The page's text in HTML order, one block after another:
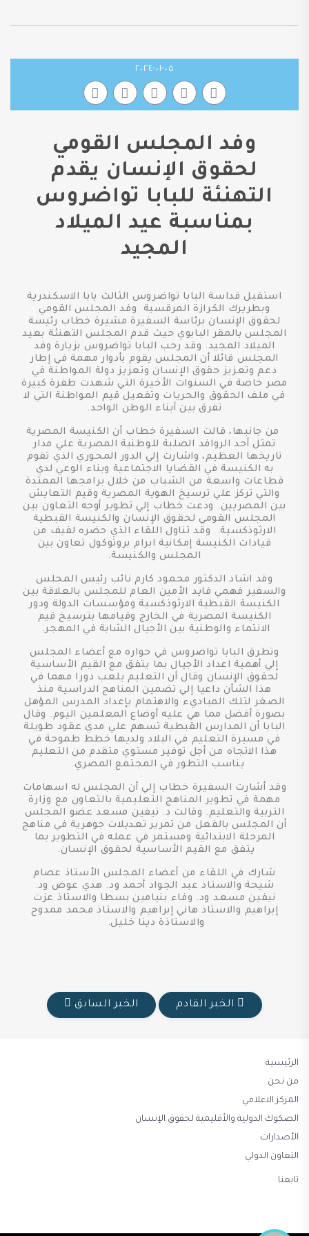
٠٥-٠١-٢٠٢٤
وفد المجلس القومي
لحقوق الإنسان يقدم
التهنئة للبابا تواضروس
بمناسبة عيد الميلاد
المجيد
استقبل قداسة البابا تواضروس الثالث بابا الاسكندرية
وبطريرك الكرازة المرقسية وفد المجلس القومي
لحقوق الإنسان برئاسة السفيرة مشيرة خطاب رئيسة
المجلس بالمقر البابوي حيث قدم المجلس التهنئة بعيد
الميلاد المجيد. وقد رحب البابا تواضروس بزيارة وفد
المجلس قائلا أن المجلس يقوم بأدوار مهمة في إطار
دعم وتعزيز حقوق الإنسان وتعزيز دولة المواطنة في
مصر خاصة في السنوات الأخيرة التي شهدت طفرة كبيرة
في ملف الحقوق والحريات وتفعيل قيم المواطنة التي لا
تفرق بين أبناء الوطن الواحد.
من جانبها، قالت السفيرة خطاب أن الكنيسة المصرية
تمثل أحد الروافد الصلبة للوطنية المصرية علي مدار
تاريخها العظيم، واشارت إلي الدور المحوري الذي تقوم
به الكنيسة في القضايا الاجتماعية وبناء الوعي لدي
قطاعات واسعة من الشباب من خلال برامجها الممتدة
والتي تركز علي ترسيخ الهوية المصرية وقيم التعايش
بين المصريين. ودعت خطاب إلي تطوير أوجه التعاون بين
المجلس القومي لحقوق الإنسان والكنيسة القبطية
الارثوذكسية. وقد تناول اللقاء الذي حضره لفيف من
قيادات الكنيسة إمكانية ابرام بروتوكول تعاون بين
المجلس والكنيسة.
وقد اشاد الدكتور محمود كارم نائب رئيس المجلس
والسفير فهمي فايد الأمين العام للمجلس بالعلاقة بين
الكنيسة القبطية الارثوذكسية ومؤسسات الدولة ودور
الكنيسة المصرية في الخارج وقيامها بترسيخ قيم
الانتماء والوطنية بين الأجيال الشابة في المهجر.
وتطرق البابا تواضروس في حواره مع أعضاء المجلس
إلي أهمية اعداد الأجيال بما يتفق مع القيم الأساسية
لحقوق الإنسان وقال أن التعليم يلعب دورا مهما في
هذا الشأن داعيا إلي تضمين المناهج الدراسية منذ
الصغر لتلك المباديء والاهتمام بإعداد المدرس المؤهل
بصورة أفضل مما هي عليه أوضاع المعلمين اليوم. وقال
البابا أن المدارس القبطية تسهم علي مدي عقود طويلة
في مسيرة التعليم في البلاد ولديها خطط طموحة في
هذا الاتجاه من أجل توفير مستوي متقدم من التعليم
يناسب التطور في المجتمع المصري.
وقد أشارت السفيرة خطاب إلي أن المجلس له اسهامات
مهمة في تطوير المناهج التعليمية بالتعاون مع وزارة
التربية والتعليم. وقالت د. نيفين مسعد عضو المجلس
أن المجلس بالفعل من تمرير تعديلات جوهرية في مناهج
المرحلة الابتدائية ومستمر في عمله في التطوير بما
يتفق مع القيم الأساسية لحقوق الإنسان.
شارك في اللقاء من أعضاء المجلس الأستاذ عصام
شيحة والاستاذ عبد الجواد أحمد ود. هدي عوض ود.
نيفين مسعد ود. وفاء بنيامين بسطا والاستاذ عزت
إبراهيم والاستاذ هاني إبراهيم والاستاذ محمد ممدوح
والاستاذة دينا خليل.
الخبر القادم الخبر السابق
الرئيسية
من نحن
المركز الاعلامي
الصكوك الدولية والأقليمية لحقوق الإنسان
الأصدارات
التعاون الدولي
تابعنا